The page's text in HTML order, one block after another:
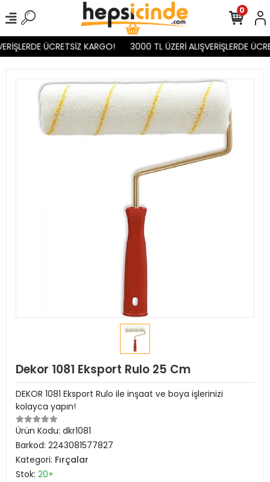
ÜCRETSİZ KARGO! 3000 TL ÜZERİ ALIŞVERİŞLERDE
0
Dekor 1081 Eksport Rulo 25 Cm
DEKOR 1081 Eksport Rulo ile inşaat ve boya işlerinizi
kolayca yapın!
Ürün Kodu: dkr1081
Barkod: 2243081577827
Kategori: Fırçalar
Stok: 20+